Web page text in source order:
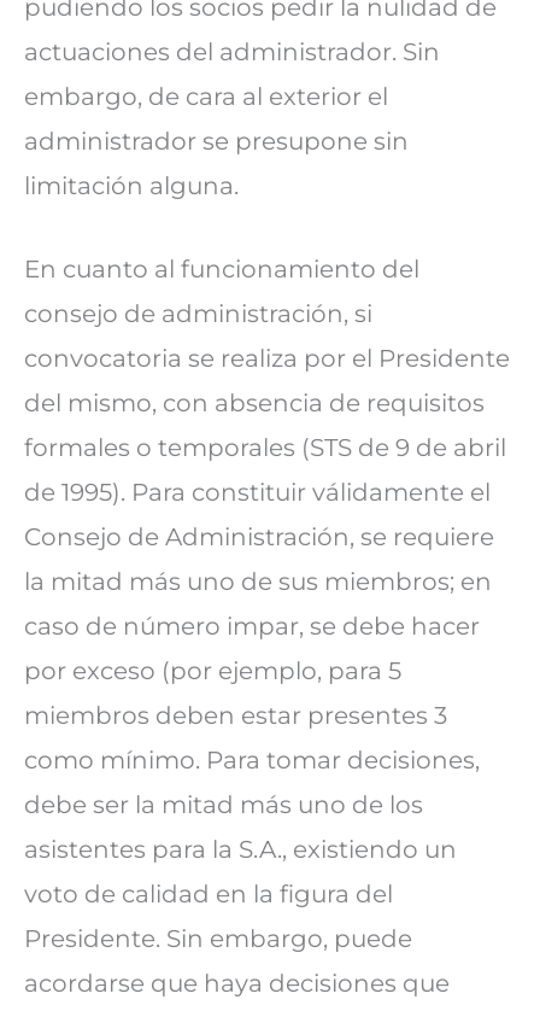
pudiendo los socios pedir la nulidad de
actuaciones del administrador. Sin
embargo, de cara al exterior el
administrador se presupone sin
limitación alguna.
En cuanto al funcionamiento del
consejo de administración, si
convocatoria se realiza por el Presidente
del mismo, con absencia de requisitos
formales o temporales (STS de 9 de abril
de 1995). Para constituir válidamente el
Consejo de Administración, se requiere
la mitad más uno de sus miembros; en
caso de número impar, se debe hacer
por exceso (por ejemplo, para 5
miembros deben estar presentes 3
como mínimo. Para tomar decisiones,
debe ser la mitad más uno de los
asistentes para la S.A., existiendo un
voto de calidad en la figura del
Presidente. Sin embargo, puede
acordarse que haya decisiones que